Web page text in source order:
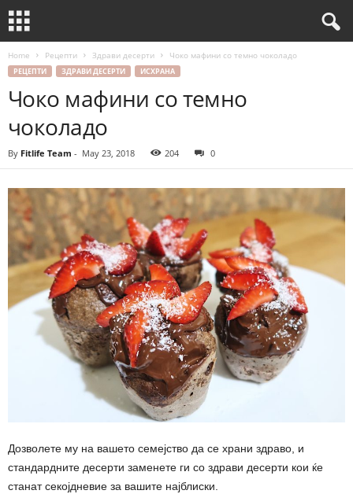
Home Рецепти Здрави десерти Чоко мафини со темно чоколадо
РЕЦЕПТИ ЗДРАВИ ДЕСЕРТИ ИСХРАНА
Чоко мафини со темно
чоколадо
By Fitlife Team - May 23, 2018 204 0
Дозволете му на вашето семејство да се храни здраво, и
стандардните десерти заменете ги со здрави десерти кои ќе
станат секојдневие за вашите најблиски.